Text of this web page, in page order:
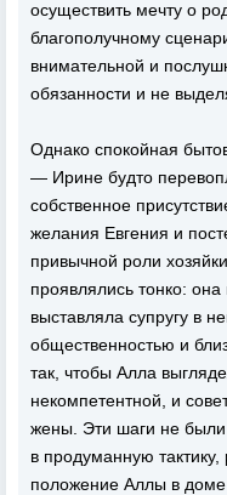
осуществить мечту о
благополучному
внимательной и
обязанности и не
Однако спокойная
— Ирине будто
собственное
желания Евгения и
привычной роли
проявлялись тонко:
выставляла супругу в
общественностью и
так, чтобы Алла
некомпетентной, и
жены. Эти шаги не
в продуманную
положение Аллы в